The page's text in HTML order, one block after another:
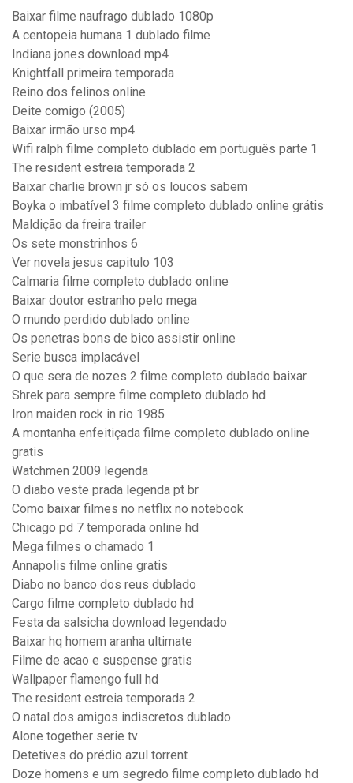
Baixar filme naufrago dublado 1080p
A centopeia humana 1 dublado filme
Indiana jones download mp4
Knightfall primeira temporada
Reino dos felinos online
Deite comigo (2005)
Baixar irmão urso mp4
Wifi ralph filme completo dublado em português parte 1
The resident estreia temporada 2
Baixar charlie brown jr só os loucos sabem
Boyka o imbatível 3 filme completo dublado online grátis
Maldição da freira trailer
Os sete monstrinhos 6
Ver novela jesus capitulo 103
Calmaria filme completo dublado online
Baixar doutor estranho pelo mega
O mundo perdido dublado online
Os penetras bons de bico assistir online
Serie busca implacável
O que sera de nozes 2 filme completo dublado baixar
Shrek para sempre filme completo dublado hd
Iron maiden rock in rio 1985
A montanha enfeitiçada filme completo dublado online
gratis
Watchmen 2009 legenda
O diabo veste prada legenda pt br
Como baixar filmes no netflix no notebook
Chicago pd 7 temporada online hd
Mega filmes o chamado 1
Annapolis filme online gratis
Diabo no banco dos reus dublado
Cargo filme completo dublado hd
Festa da salsicha download legendado
Baixar hq homem aranha ultimate
Filme de acao e suspense gratis
Wallpaper flamengo full hd
The resident estreia temporada 2
O natal dos amigos indiscretos dublado
Alone together serie tv
Detetives do prédio azul torrent
Doze homens e um segredo filme completo dublado hd